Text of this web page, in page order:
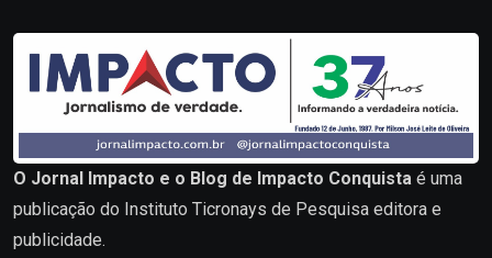
O Jornal Impacto e o Blog de Impacto Conquista é uma
publicação do Instituto Ticronays de Pesquisa editora e
publicidade.